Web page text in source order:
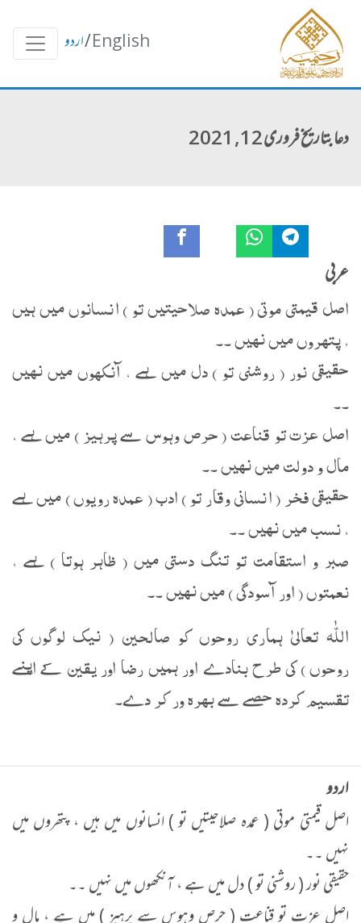
English
/اردو
دعا بتاریخ فروری 12, 2021
عربی
اصل قیمتی موتی ( عمدہ صلاحیتیں تو ) انسانوں میں ہیں
، پتھروں میں نہیں ۔۔
حقیقی نور ( روشنی تو ) دل میں ہے ، آنکھوں میں نہیں
۔۔
اصل عزت تو قناعت ( حرص وہوس سے پرہیز ) میں ہے ،
مال و دولت میں نہیں ۔۔
حقیقی فخر ( انسانی وقار تو ) ادب ( عمدہ رویوں ) میں ہے
، نسب میں نہیں ۔۔
صبر و استقامت تو تنگ دستی میں ( ظاہر ہوتا ) ہے ،
نعمتوں ( اور آسودگی ) میں نہیں ۔۔
اللّٰہ تعالیٰ ہماری روحوں کو صالحین ( نیک لوگوں کی
روحوں ) کی طرح بنادے اور ہمیں رضا اور یقین کے اپنے
تقسیم کردہ حصے سے بہرہ ور کر دے۔
اردو
اصل قیمتی موتی ( عمدہ صلاحیتیں تو ) انسانوں میں ہیں ، پتھروں میں
نہیں ۔۔
حقیقی نور ( روشنی تو ) دل میں ہے ، آنکھوں میں نہیں ۔۔